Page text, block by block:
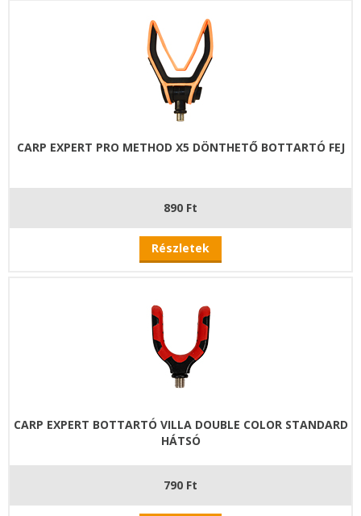
CARP EXPERT PRO METHOD X5 DÖNTHETŐ BOTTARTÓ FEJ
890 Ft
Részletek
CARP EXPERT BOTTARTÓ VILLA DOUBLE COLOR STANDARD
HÁTSÓ
790 Ft